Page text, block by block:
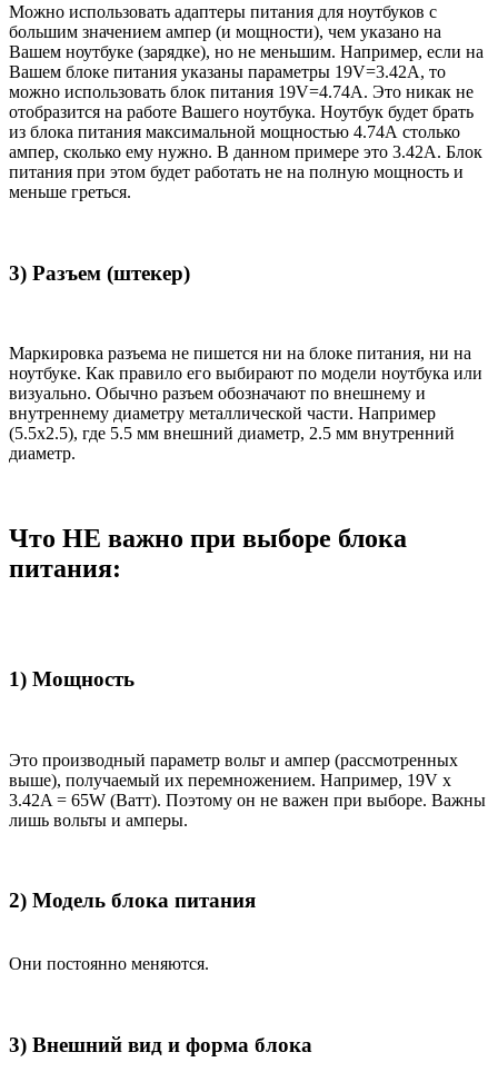
Можно использовать адаптеры питания для ноутбуков с
большим значением ампер (и мощности), чем указано на
Вашем ноутбуке (зарядке), но не меньшим. Например, если на
Вашем блоке питания указаны параметры 19V=3.42A, то
можно использовать блок питания 19V=4.74A. Это никак не
отобразится на работе Вашего ноутбука. Ноутбук будет брать
из блока питания максимальной мощностью 4.74А столько
ампер, сколько ему нужно. В данном примере это 3.42А. Блок
питания при этом будет работать не на полную мощность и
меньше греться.
3) Разъем (штекер)
Маркировка разъема не пишется ни на блоке питания, ни на
ноутбуке. Как правило его выбирают по модели ноутбука или
визуально. Обычно разъем обозначают по внешнему и
внутреннему диаметру металлической части. Например
(5.5x2.5), где 5.5 мм внешний диаметр, 2.5 мм внутренний
диаметр.
Что НЕ важно при выборе блока
питания:
1) Мощность
Это производный параметр вольт и ампер (рассмотренных
выше), получаемый их перемножением. Например, 19V x
3.42A = 65W (Ватт). Поэтому он не важен при выборе. Важны
лишь вольты и амперы.
2) Модель блока питания
Они постоянно меняются.
3) Внешний вид и форма блока